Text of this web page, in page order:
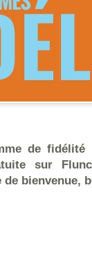
de
sur
bienvenue,